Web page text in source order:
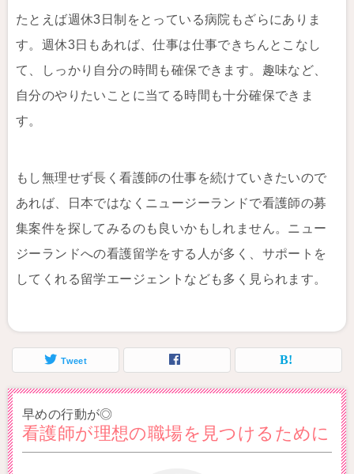
たとえば週休3日制をとっている病院もざらにありま
す。週休3日もあれば、仕事は仕事できちんとこなし
て、しっかり自分の時間も確保できます。趣味など、
自分のやりたいことに当てる時間も十分確保できま
す。
もし無理せず長く看護師の仕事を続けていきたいので
あれば、日本ではなくニュージーランドで看護師の募
集案件を探してみるのも良いかもしれません。ニュー
ジーランドへの看護留学をする人が多く、サポートを
してくれる留学エージェントなども多く見られます。
Tweet
早めの行動が◎
看護師が理想の職場を見つけるために